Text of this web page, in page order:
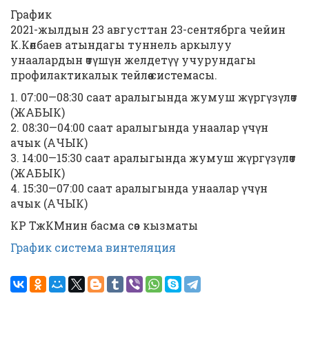
График
2021-жылдын 23 августтан 23-сентябрга чейин
К.Көлбаев атындагы туннель аркылуу
унаалардын өтүшүн желдетүү учурундагы
профилактикалык тейлөө системасы.
1. 07:00—08:30 саат аралыгында жумуш жүргүзүлөт
(ЖАБЫК)
2. 08:30—04:00 саат аралыгында унаалар үчүн
ачык (АЧЫК)
3. 14:00—15:30 саат аралыгында жумуш жүргүзүлөт
(ЖАБЫК)
4. 15:30—07:00 саат аралыгында унаалар үчүн
ачык (АЧЫК)
КР ТжКМнин басма сөз кызматы
График система винтеляция